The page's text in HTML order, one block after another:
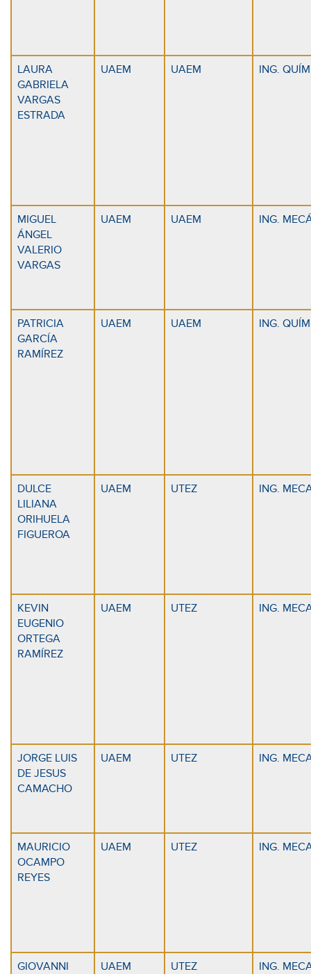
LAURA
GABRIELA
VARGAS
ESTRADA
UAEM UAEM ING.
MIGUEL
ÁNGEL
VALERIO
VARGAS
UAEM UAEM ING.
PATRICIA
GARCÍA
RAMÍREZ
UAEM UAEM ING.
DULCE
LILIANA
ORIHUELA
FIGUEROA
UAEM UTEZ ING.
KEVIN
EUGENIO
ORTEGA
RAMÍREZ
UAEM UTEZ ING.
JORGE LUIS
DE JESUS
CAMACHO
UAEM UTEZ ING.
MAURICIO
OCAMPO
REYES
UAEM UTEZ ING.
GIOVANNI
UAEM UTEZ ING.